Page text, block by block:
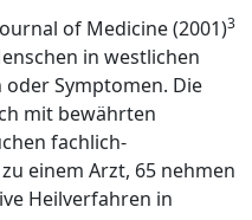
of Medicine (2001)3
in westlichen
Symptomen. Die
mit bewährten
fachlich-
einem Arzt, 65 nehmen
Heilverfahren in